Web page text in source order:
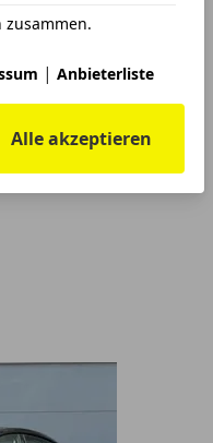
| Anbieterliste
Alle akzeptieren